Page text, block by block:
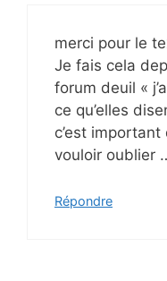
merci pour le
Je fais cela
forum deuil «
ce qu’elles
c’est
vouloir oublier
Répondre